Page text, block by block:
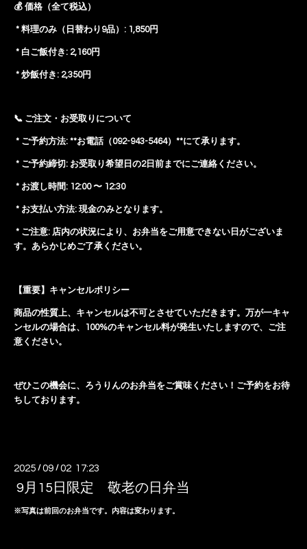
💰 価格（全て税込）
* 料理のみ（日替わり9品）: 1,850円
* 白ご飯付き: 2,160円
* 炒飯付き: 2,350円
📞 ご注文・お受取りについて
* ご予約方法: **お電話（092-943-5464）**にて承ります。
* ご予約締切: お受取り希望日の2日前までにご連絡ください。
* お渡し時間: 12:00 〜 12:30
* お支払い方法: 現金のみとなります。
* ご注意: 店内の状況により、お弁当をご用意できない日がございま
す。あらかじめご了承ください。
【重要】キャンセルポリシー
商品の性質上、キャンセルは不可とさせていただきます。万が一キャ
ンセルの場合は、100%のキャンセル料が発生いたしますので、ご注
意ください。
ぜひこの機会に、ろうりんのお弁当をご賞味ください！ご予約をお待
ちしております。
2025 /09 /02 17:23
9月15日限定 敬老の日弁当
※写真は前回のお弁当です。内容は変わります。